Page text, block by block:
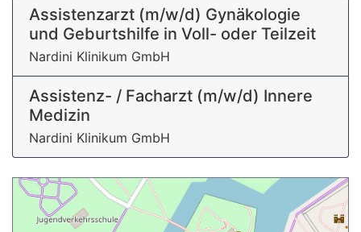
Assistenzarzt (m/w/d) Gynäkologie
und Geburtshilfe in Voll- oder Teilzeit
Nardini Klinikum GmbH
Assistenz- / Facharzt (m/w/d) Innere
Medizin
Nardini Klinikum GmbH